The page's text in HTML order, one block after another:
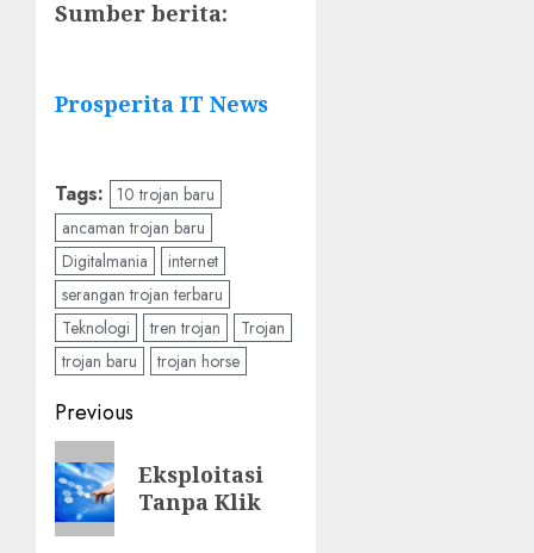
Sumber berita:
Prosperita IT News
Tags:
10 trojan baru
ancaman trojan baru
Digitalmania
internet
serangan trojan terbaru
Teknologi
tren trojan
Trojan
trojan baru
trojan horse
Post
navigation
Previous
Previous
post:
Eksploitasi
Tanpa Klik